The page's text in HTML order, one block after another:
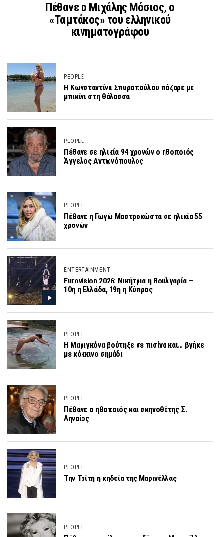
Πέθανε ο Μιχάλης Μόσιος, ο
«Ταμτάκος» του ελληνικού
κινηματογράφου
PEOPLE
Η Κωνσταντίνα Σπυροπούλου πόζαρε με
μπικίνι στη θάλασσα
PEOPLE
Πέθανε σε ηλικία 94 χρονών ο ηθοποιός
Άγγελος Αντωνόπουλος
PEOPLE
Πέθανε η Γωγώ Μαστροκώστα σε ηλικία 55
χρονών
ENTERTAINMENT
Eurovision 2026: Νικήτρια η Βουλγαρία –
10η η Ελλάδα, 19η η Κύπρος
PEOPLE
Η Μαριγκόνα βούτηξε σε πισίνα και… βγήκε
με κόκκινο σημάδι
PEOPLE
Πέθανε ο ηθοποιός και σκηνοθέτης Σ.
Ληναίος
PEOPLE
Την Τρίτη η κηδεία της Μαρινέλλας
PEOPLE